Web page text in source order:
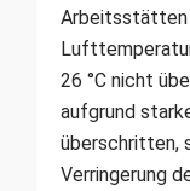
Arbeitsstätten
26 °C nicht
aufgrund
überschritten,
Verringerung